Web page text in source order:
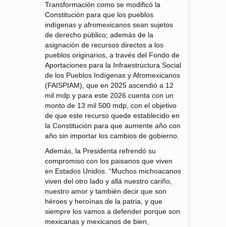
Transformación como se modificó la
Constitución para que los pueblos
indígenas y afromexicanos sean sujetos
de derecho público; además de la
asignación de recursos directos a los
pueblos originarios, a través del Fondo de
Aportaciones para la Infraestructura Social
de los Pueblos Indígenas y Afromexicanos
(FAISPIAM), que en 2025 ascendió a 12
mil mdp y para este 2026 cuenta con un
monto de 13 mil 500 mdp, con el objetivo
de que este recurso quede establecido en
la Constitución para que aumente año con
año sin importar los cambios de gobierno.
Además, la Presidenta refrendó su
compromiso con los paisanos que viven
en Estados Unidos. “Muchos michoacanos
viven del otro lado y allá nuestro cariño,
nuestro amor y también decir que son
héroes y heroínas de la patria, y que
siempre los vamos a defender porque son
mexicanas y mexicanos de bien,